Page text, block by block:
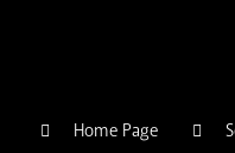
Home Page